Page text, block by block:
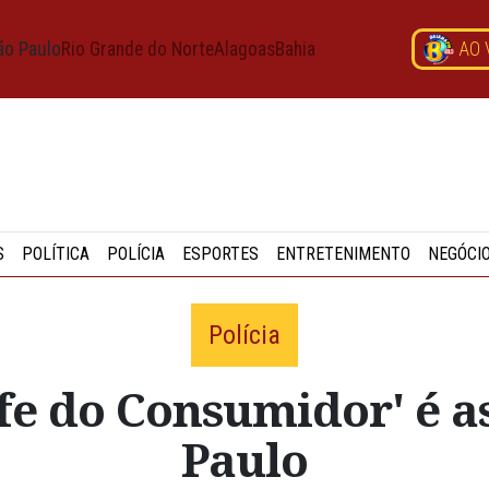
PauloRio Grande do NorteAlagoasBahia AO
POLÍTICA POLÍCIA ESPORTES ENTRETENIMENTO
Polícia
do Consumidor' é
Paulo